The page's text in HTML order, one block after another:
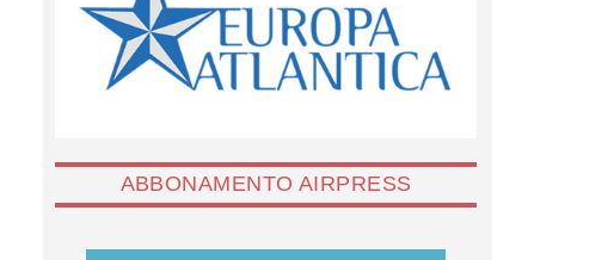
ABBONAMENTO AIRPRESS